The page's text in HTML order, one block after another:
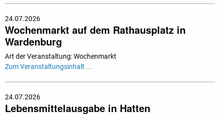
24.07.2026
Wochenmarkt auf dem Rathausplatz in
Wardenburg
Art der Veranstaltung: Wochenmarkt
Zum Veranstaltungsinhalt ...
24.07.2026
Lebensmittelausgabe in Hatten